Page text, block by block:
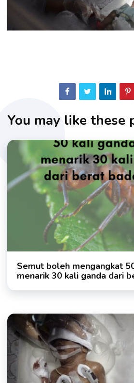
You may like these
Semut boleh mengangkat
menarik 30 kali ganda dari